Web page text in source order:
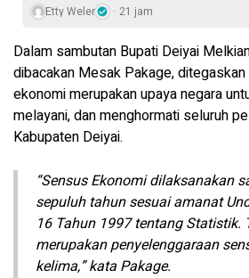
Etty Weler 21 jam
Dalam sambutan Bupati Deiyai
dibacakan Mesak Pakage,
ekonomi merupakan upaya negara
melayani, dan menghormati seluruh
Kabupaten Deiyai.
“Sensus Ekonomi dilaksanakan
sepuluh tahun sesuai amanat
16 Tahun 1997 tentang Statistik.
merupakan penyelenggaraan
kelima,” kata Pakage.